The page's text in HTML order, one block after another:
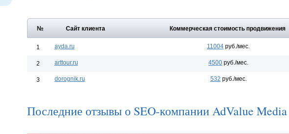
№ Сайт клиента Коммерческая стоимость продвижения
1 ayda.ru 11004 руб./мес.
2 arttour.ru 4500 руб./мес.
3 dorognik.ru 532 руб./мес.
Последние отзывы о SEO-компании AdValue Media